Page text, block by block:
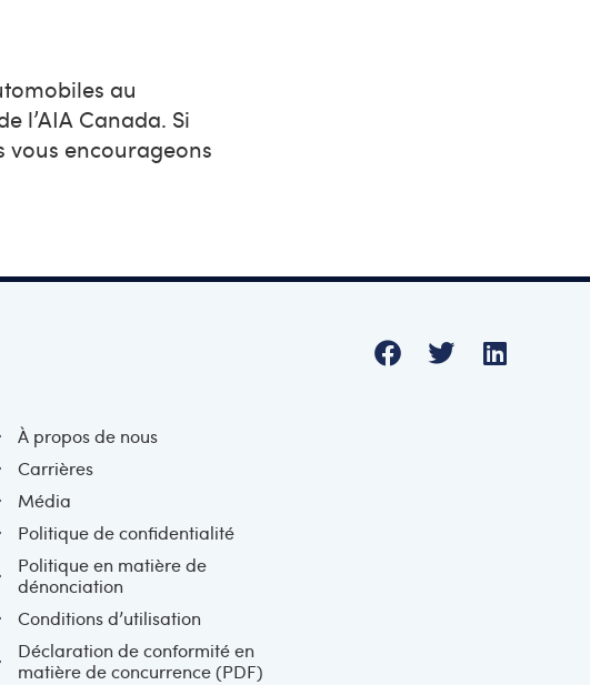
au
l’AIA Canada. Si
vous encourageons
À propos de nous
Carrières
Média
Politique de confidentialité
Politique en matière de
dénonciation
Conditions d’utilisation
Déclaration de conformité en
matière de concurrence (PDF)